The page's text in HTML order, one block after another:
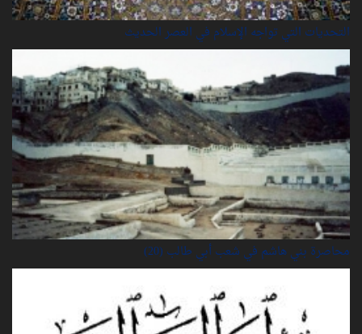
التحديات التي تواجه الإسلام في العصر الحديث
محاصرة بني هاشم في شعب أبي طالب (20)